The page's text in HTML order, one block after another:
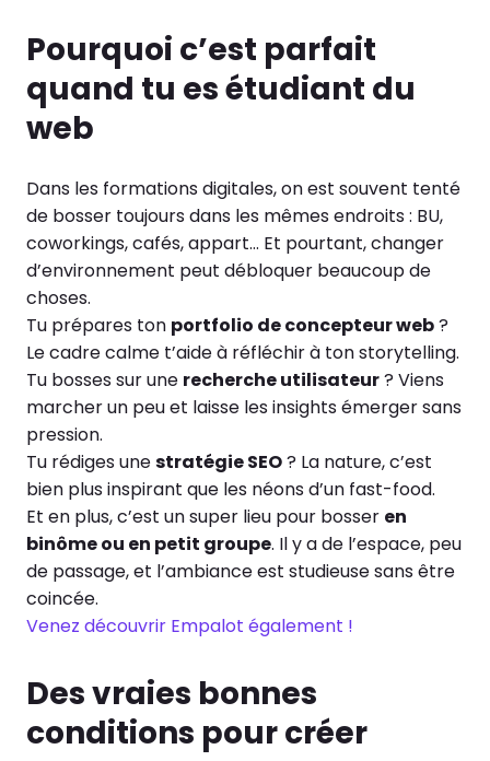
Pourquoi c’est parfait
quand tu es étudiant du
web
Dans les formations digitales, on est souvent tenté
de bosser toujours dans les mêmes endroits : BU,
coworkings, cafés, appart… Et pourtant, changer
d’environnement peut débloquer beaucoup de
choses.
Tu prépares ton portfolio de concepteur web?
Le cadre calme t’aide à réfléchir à ton storytelling.
Tu bosses sur une recherche utilisateur? Viens
marcher un peu et laisse les insights émerger sans
pression.
Tu rédiges unestratégie SEO? La nature, c’est
bien plus inspirant que les néons d’un fast-food.
Et en plus, c’est un super lieu pour bosser en
binôme ou en petit groupe. Il y a de l’espace, peu
de passage, et l’ambiance est studieuse sans être
coincée.
Venez découvrir Empalot également !
Des vraies bonnes
conditions pour créer